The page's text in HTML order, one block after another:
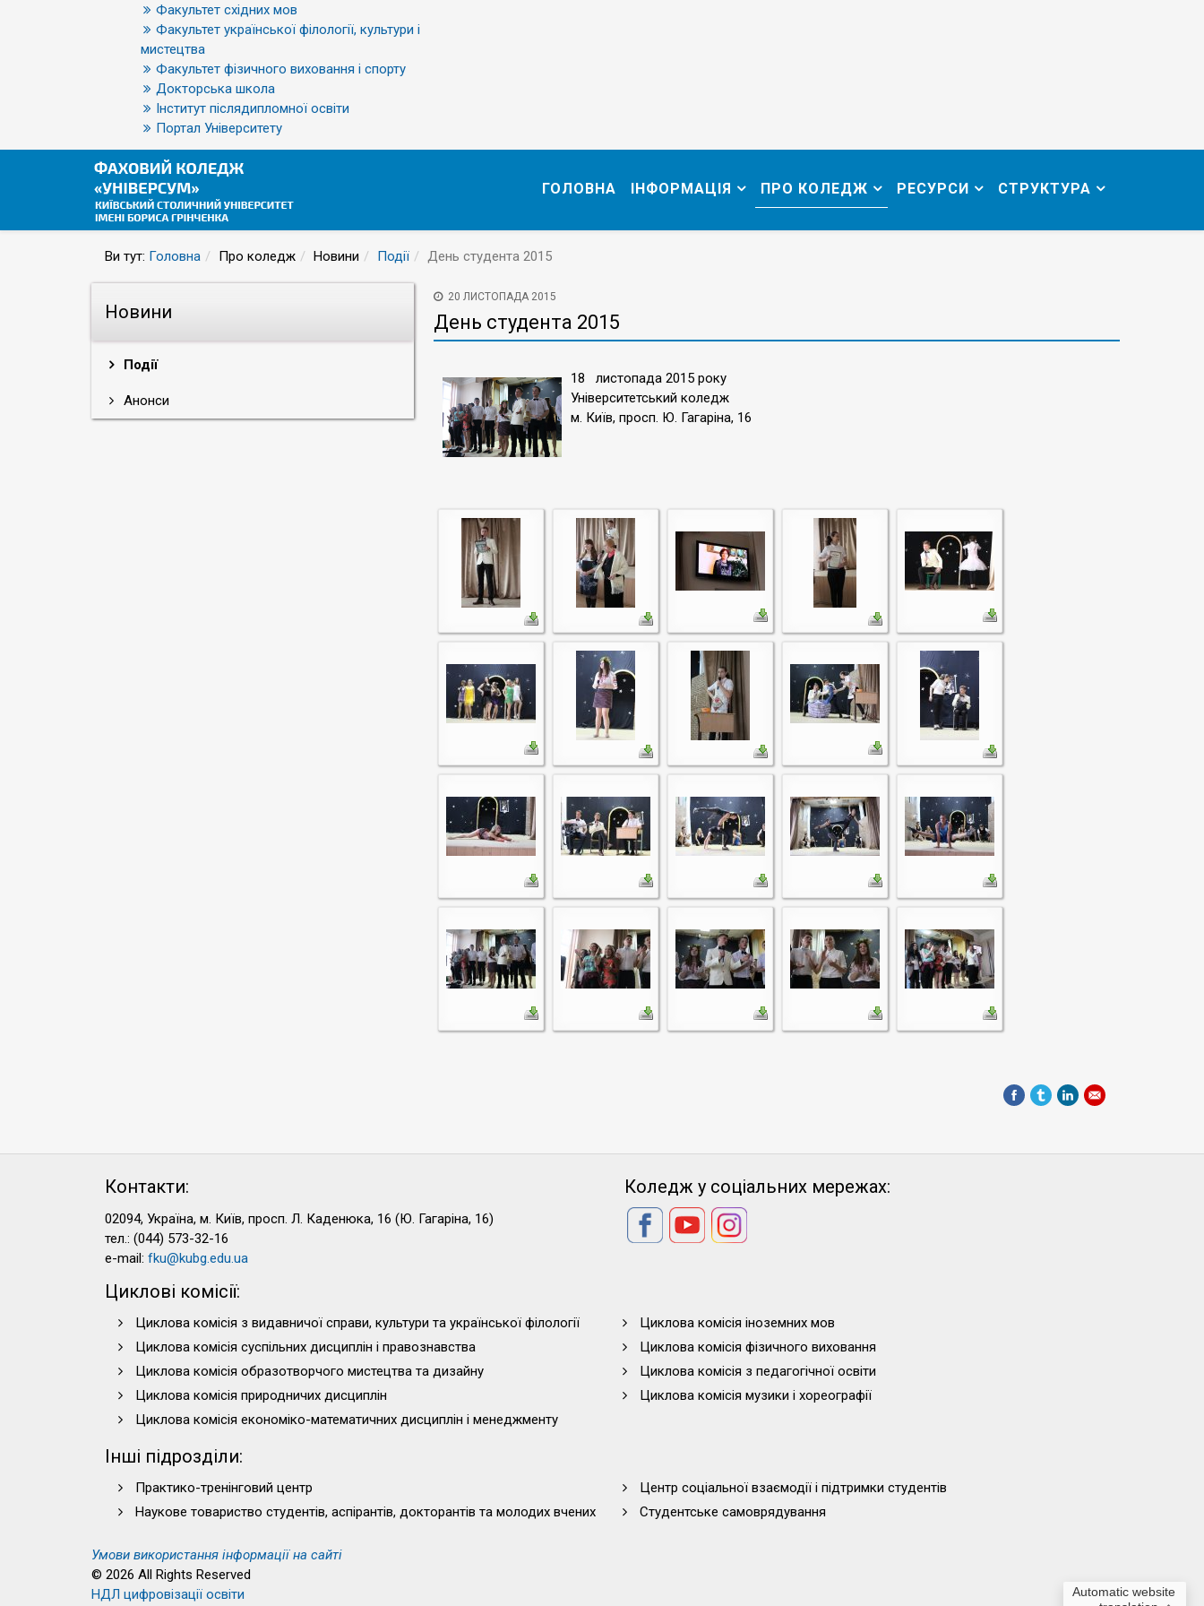
Факультет східних мов
Факультет української філології, культури і
мистецтва
Факультет фізичного виховання і спорту
Докторська школа
Інститут післядипломної освіти
Портал Університету
ГОЛОВНА ІНФОРМАЦІЯ ПРО КОЛЕДЖ РЕСУРСИ СТРУКТУРА
Ви тут: Головна Про коледж Новини Події День студента 2015
Новини
Події
Анонси
20 ЛИСТОПАДА 2015
День студента 2015
18 листопада 2015 року
Університетський коледж
м. Київ, просп. Ю. Гагаріна, 16
Automatic website
Контакти:
02094, Україна, м. Київ, просп. Л. Каденюка, 16 (Ю. Гагаріна, 16)
тел.: (044) 573-32-16
e-mail: fku@kubg.edu.ua
Коледж у соціальних мережах:
Циклові комісії:
Циклова комісія з видавничої справи, культури та української філології
Циклова комісія іноземних мов
Циклова комісія суспільних дисциплін і правознавства
Циклова комісія фізичного виховання
Циклова комісія образотворчого мистецтва та дизайну
Циклова комісія з педагогічної освіти
Циклова комісія природничих дисциплін
Циклова комісія музики і хореографії
Циклова комісія економіко-математичних дисциплін і менеджменту
Інші підрозділи:
Практико-тренінговий центр
Центр соціальної взаємодії і підтримки студентів
Наукове товариство студентів, аспірантів, докторантів та молодих вчених
Студентське самоврядування
Умови використання інформації на сайті
© 2026 All Rights Reserved
НДЛ цифровізації освіти